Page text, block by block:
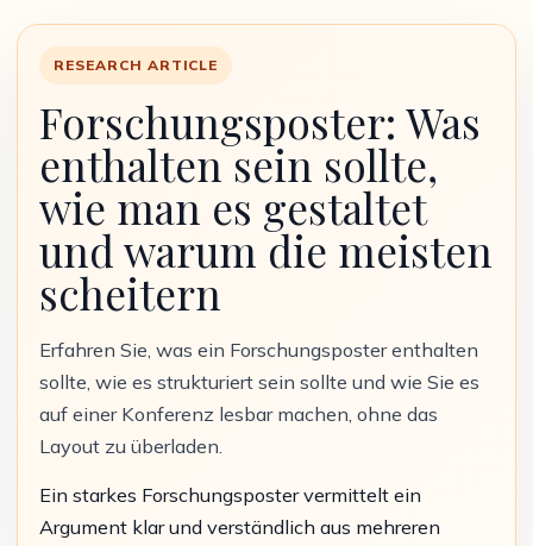
RESEARCH ARTICLE
Forschungsposter: Was
enthalten sein sollte,
wie man es gestaltet
und warum die meisten
scheitern
Erfahren Sie, was ein Forschungsposter enthalten
sollte, wie es strukturiert sein sollte und wie Sie es
auf einer Konferenz lesbar machen, ohne das
Layout zu überladen.
Ein starkes Forschungsposter vermittelt ein
Argument klar und verständlich aus mehreren